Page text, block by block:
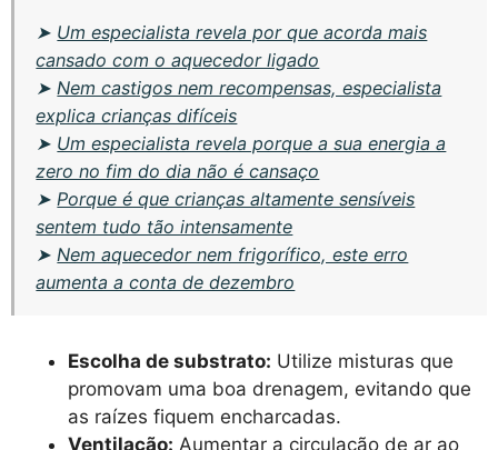
➤ Um especialista revela por que acorda mais
cansado com o aquecedor ligado
➤ Nem castigos nem recompensas, especialista
explica crianças difíceis
➤ Um especialista revela porque a sua energia a
zero no fim do dia não é cansaço
➤ Porque é que crianças altamente sensíveis
sentem tudo tão intensamente
➤ Nem aquecedor nem frigorífico, este erro
aumenta a conta de dezembro
Escolha de substrato: Utilize misturas que
promovam uma boa drenagem, evitando que
as raízes fiquem encharcadas.
Ventilação: Aumentar a circulação de ar ao